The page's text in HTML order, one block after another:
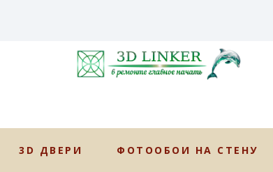
3D ДВЕРИ ФОТООБОИ НА СТЕНУ